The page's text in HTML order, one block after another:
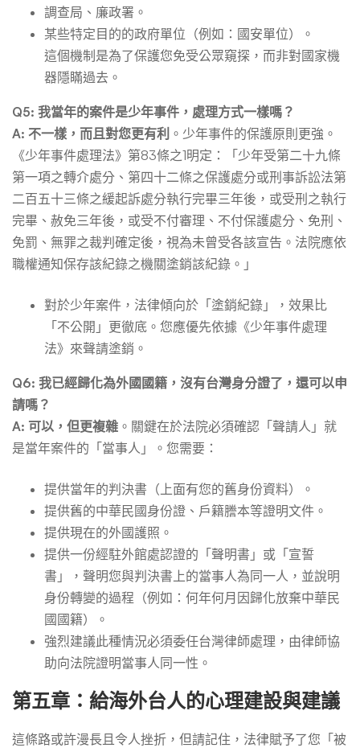
調查局、廉政署。
某些特定目的的政府單位（例如：國安單位）。
這個機制是為了保護您免受公眾窺探，而非對國家機
器隱瞞過去。
Q5: 我當年的案件是少年事件，處理方式一樣嗎？
A: 不一樣，而且對您更有利 。少年事件的保護原則更強。
《少年事件處理法》第83條之1明定：「少年受第二十九條
第一項之轉介處分、第四十二條之保護處分或刑事訴訟法第
二百五十三條之緩起訴處分執行完畢三年後，或受刑之執行
完畢、赦免三年後，或受不付審理、不付保護處分、免刑、
免罰、無罪之裁判確定後，視為未曾受各該宣告。法院應依
職權通知保存該紀錄之機關塗銷該紀錄。」
對於少年案件，法律傾向於「塗銷紀錄」，效果比
「不公開」更徹底。您應優先依據《少年事件處理
法》來聲請塗銷。
Q6: 我已經歸化為外國國籍，沒有台灣身分證了，還可以申
請嗎？
A: 可以，但更複雜 。關鍵在於法院必須確認「聲請人」就
是當年案件的「當事人」。您需要：
提供當年的判決書（上面有您的舊身份資料）。
提供舊的中華民國身份證、戶籍謄本等證明文件。
提供現在的外國護照。
提供一份經駐外館處認證的「聲明書」或「宣誓
書」，聲明您與判決書上的當事人為同一人，並說明
身份轉變的過程（例如：何年何月因歸化放棄中華民
國國籍）。
強烈建議此種情況必須委任台灣律師處理，由律師協
助向法院證明當事人同一性。
第五章：給海外台人的心理建設與建議
這條路或許漫長且令人挫折，但請記住，法律賦予了您「被